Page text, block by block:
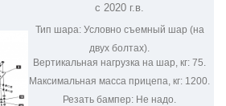
4528.12
с 2020 г.в.
Тип шара:Условно съемный шар (на
двух болтах).
Вертикальная нагрузка на шар, кг: 75.
Максимальная масса прицепа, кг: 1200.
Резать бампер: Не надо.